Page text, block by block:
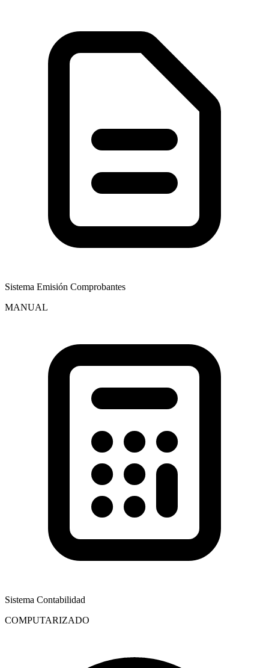
Sistema Emisión Comprobantes
MANUAL
Sistema Contabilidad
COMPUTARIZADO